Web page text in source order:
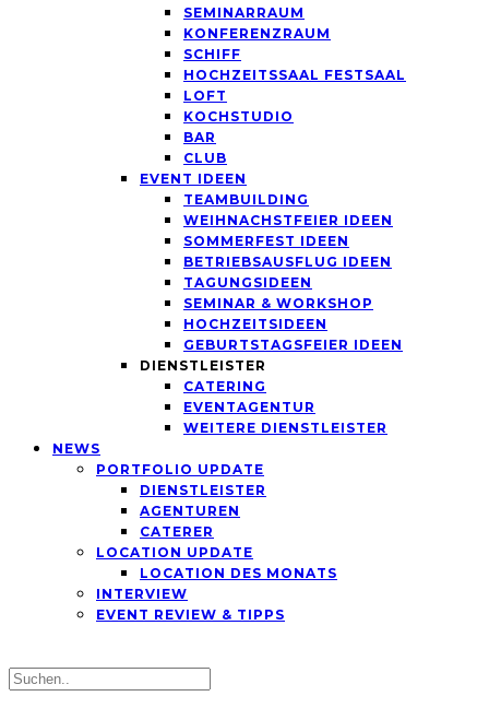
SEMINARRAUM
KONFERENZRAUM
SCHIFF
HOCHZEITSSAAL FESTSAAL
LOFT
KOCHSTUDIO
BAR
CLUB
EVENT IDEEN
TEAMBUILDING
WEIHNACHSTFEIER IDEEN
SOMMERFEST IDEEN
BETRIEBSAUSFLUG IDEEN
TAGUNGSIDEEN
SEMINAR & WORKSHOP
HOCHZEITSIDEEN
GEBURTSTAGSFEIER IDEEN
DIENSTLEISTER
CATERING
EVENTAGENTUR
WEITERE DIENSTLEISTER
NEWS
PORTFOLIO UPDATE
DIENSTLEISTER
AGENTUREN
CATERER
LOCATION UPDATE
LOCATION DES MONATS
INTERVIEW
EVENT REVIEW & TIPPS